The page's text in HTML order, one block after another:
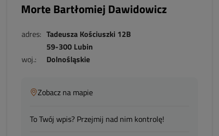
Morte Bartłomiej Dawidowicz
adres: Tadeusza Kościuszki 12B
59-300 Lubin
woj.:
Dolnośląskie
Zobacz na mapie
To Twój wpis? Przejmij nad nim kontrolę!